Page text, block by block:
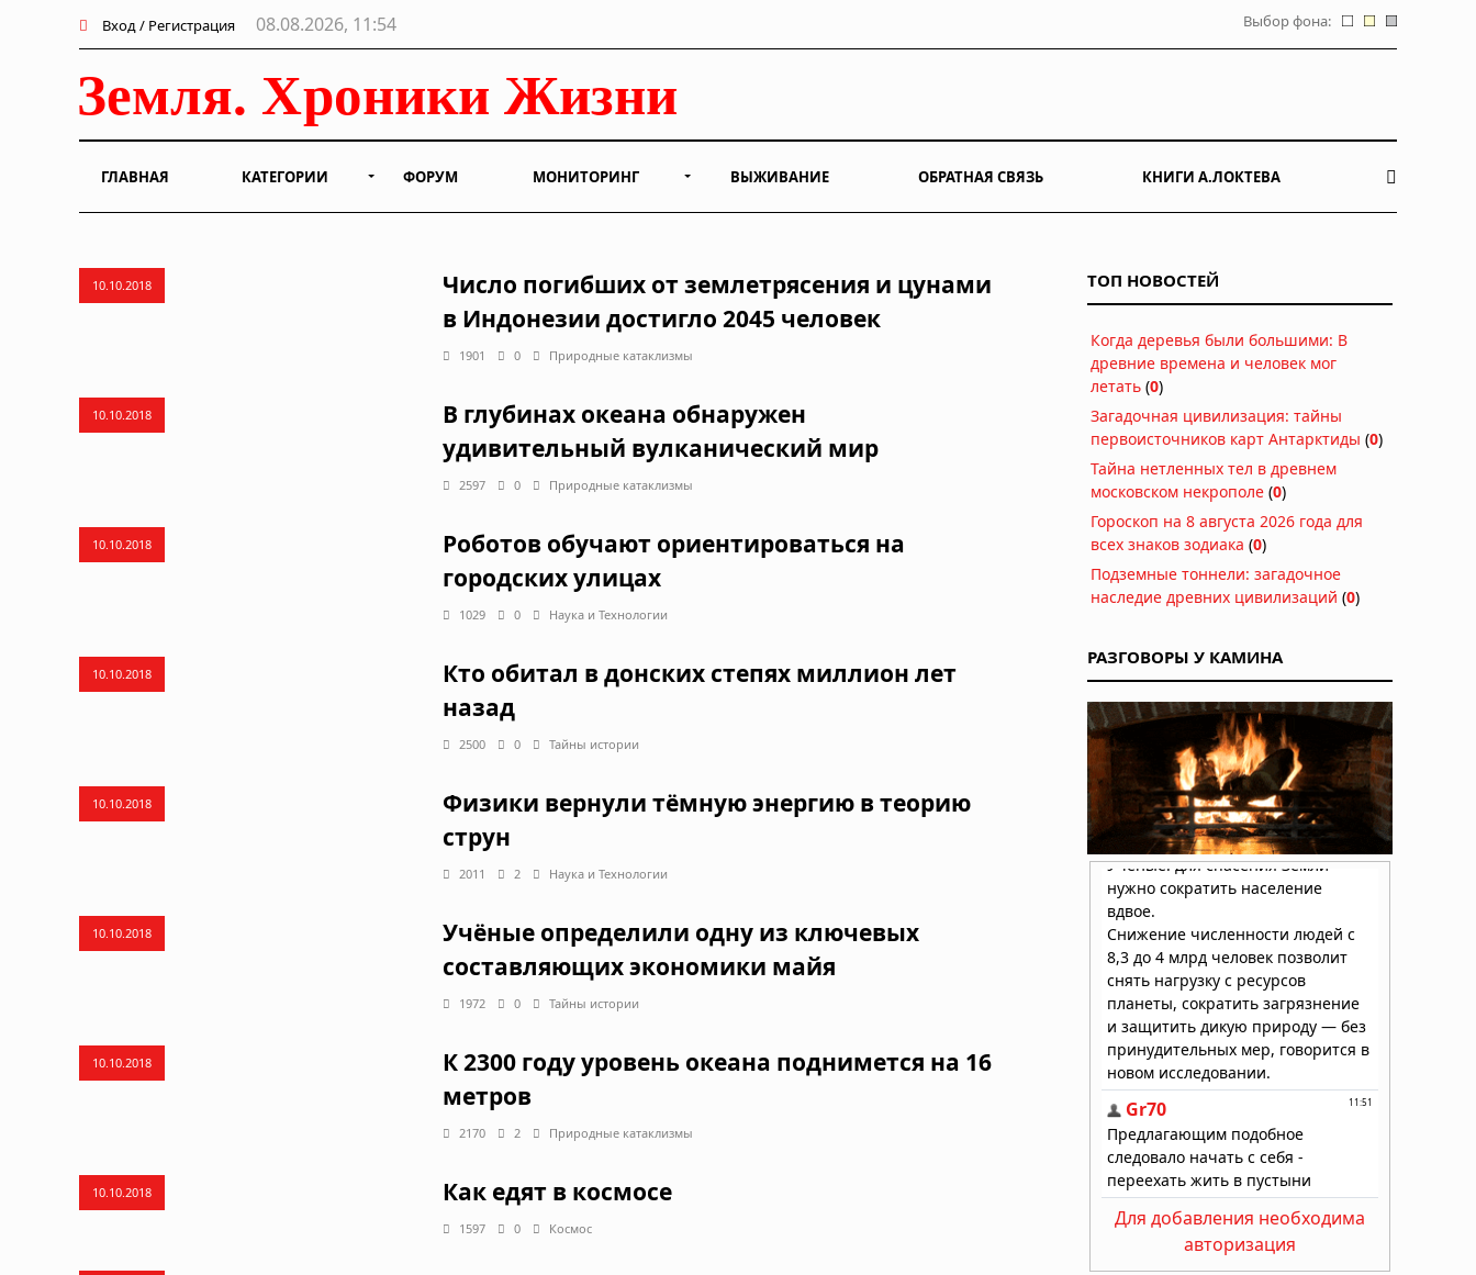
Вход / Регистрация 08.08.2026, 11:54 Выбор фона:
ГЛАВНАЯ КАТЕГОРИИ ФОРУМ МОНИТОРИНГ ВЫЖИВАНИЕ ОБРАТНАЯ СВЯЗЬ КНИГИ А.ЛОКТЕВА
10.10.2018
Число погибших от землетрясения и цунами
в Индонезии достигло 2045 человек
1901 0 Природные катаклизмы
10.10.2018
В глубинах океана обнаружен
удивительный вулканический мир
2597 0 Природные катаклизмы
10.10.2018
Роботов обучают ориентироваться на
городских улицах
1029 0 Наука и Технологии
10.10.2018
Кто обитал в донских степях миллион лет
назад
2500 0 Тайны истории
10.10.2018
Физики вернули тёмную энергию в теорию
струн
2011 2 Наука и Технологии
10.10.2018
Учёные определили одну из ключевых
составляющих экономики майя
1972 0 Тайны истории
10.10.2018
К 2300 году уровень океана поднимется на 16
метров
2170 2 Природные катаклизмы
10.10.2018 Как едят в космосе
1597 0 Космос
ТОП НОВОСТЕЙ
Когда деревья были большими: В
древние времена и человек мог
летать (0)
Загадочная цивилизация: тайны
первоисточников карт Антарктиды (0)
Тайна нетленных тел в древнем
московском некрополе (0)
Гороскоп на 8 августа 2026 года для
всех знаков зодиака (0)
Подземные тоннели: загадочное
наследие древних цивилизаций (0)
РАЗГОВОРЫ У КАМИНА
Для добавления необходима
авторизация